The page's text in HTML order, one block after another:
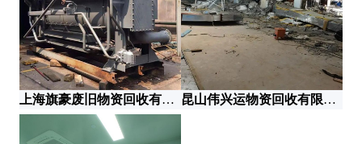
上海旗豪废旧物资回收有限公司 昆山伟兴运物资回收有限公司